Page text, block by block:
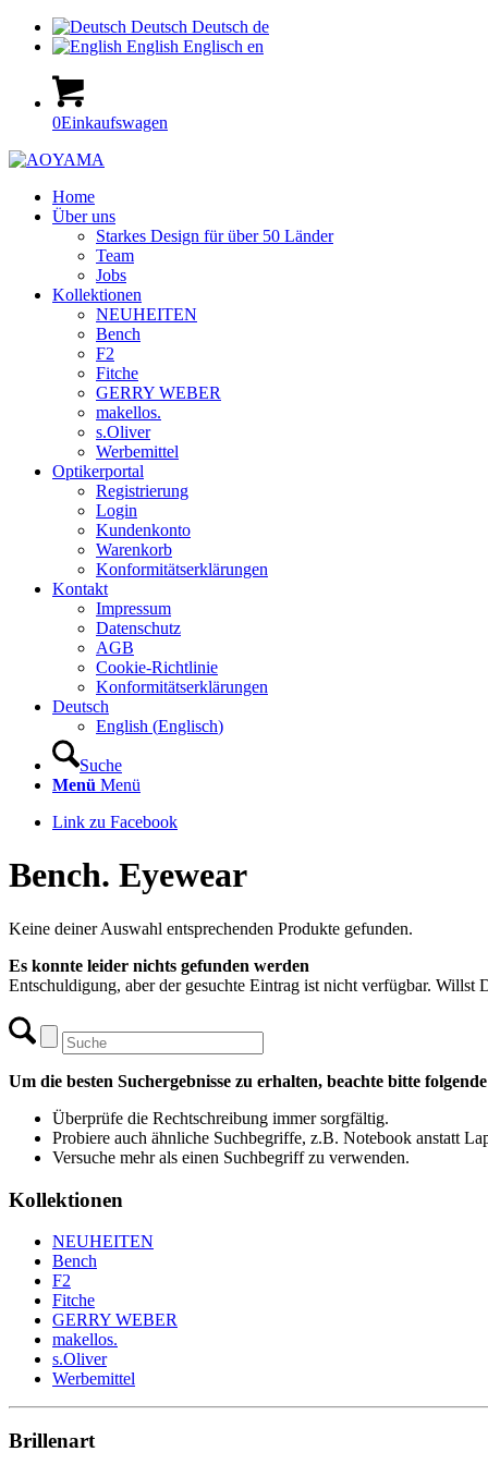
Deutsch Deutsch de
English Englisch en
0Einkaufswagen
Home
Über uns
Starkes Design für über 50 Länder
Team
Jobs
Kollektionen
NEUHEITEN
Bench
F2
Fitche
GERRY WEBER
makellos.
s.Oliver
Werbemittel
Optikerportal
Registrierung
Login
Kundenkonto
Warenkorb
Konformitätserklärungen
Kontakt
Impressum
Datenschutz
AGB
Cookie-Richtlinie
Konformitätserklärungen
Deutsch
English (Englisch)
Suche
Menü Menü
Link zu Facebook
Bench. Eyewear
Keine deiner Auswahl entsprechenden Produkte gefunden.
Es konnte leider nichts gefunden werden
Entschuldigung, aber der gesuchte Eintrag ist nicht verfügbar. Willst
Um die besten Suchergebnisse zu erhalten, beachte bitte
Überprüfe die Rechtschreibung immer sorgfältig.
Probiere auch ähnliche Suchbegriffe, z.B. Notebook anstatt
Versuche mehr als einen Suchbegriff zu verwenden.
Kollektionen
NEUHEITEN
Bench
F2
Fitche
GERRY WEBER
makellos.
s.Oliver
Werbemittel
Brillenart